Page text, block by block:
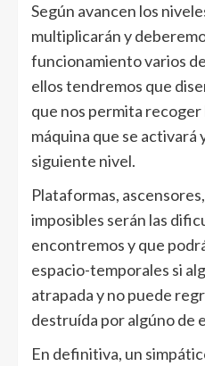
Según avancen los
multiplicarán y
funcionamiento varios
ellos tendremos que
que nos permita recoger
máquina que se activará
siguiente nivel.
Plataformas,
imposibles serán las
encontremos y que
espacio-temporales si
atrapada y no puede
destruída por algúno de
En definitiva, un